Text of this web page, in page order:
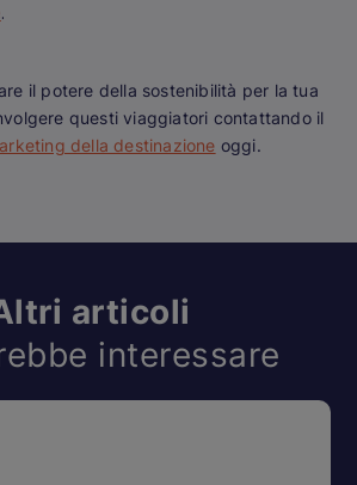
.
il potere della sostenibilità per la tua
questi viaggiatori contattando il
della destinazione oggi.
articoli
interessare